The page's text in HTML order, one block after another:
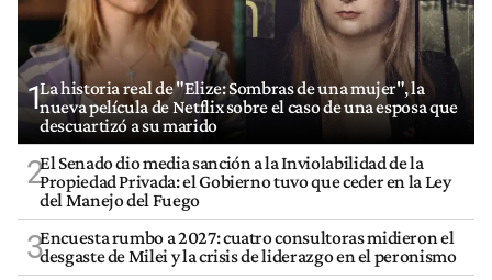
1La historia real de "Elize: Sombras de una mujer", la
nueva película de Netflix sobre el caso de una esposa que
descuartizó a su marido
2El Senado dio media sanción a la Inviolabilidad de la
Propiedad Privada: el Gobierno tuvo que ceder en la Ley
del Manejo del Fuego
3Encuesta rumbo a 2027: cuatro consultoras midieron el
desgaste de Milei y la crisis de liderazgo en el peronismo